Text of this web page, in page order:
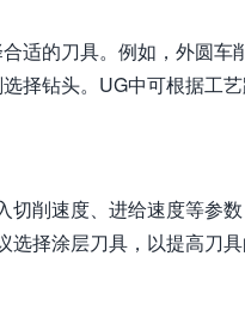
适的刀具。例如，外圆
择钻头。UG中可根据工艺
切削速度、进给速度等参
择涂层刀具，以提高刀